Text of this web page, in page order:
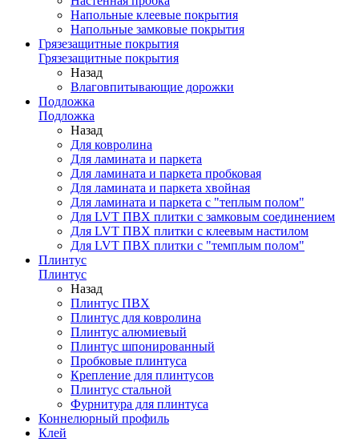
Напольные клеевые покрытия
Напольные замковые покрытия
Грязезащитные покрытия
Грязезащитные покрытия
Назад
Влаговпитывающие дорожки
Подложка
Подложка
Назад
Для ковролина
Для ламината и паркета
Для ламината и паркета пробковая
Для ламината и паркета хвойная
Для ламината и паркета с "теплым полом"
Для LVT ПВХ плитки с замковым соединением
Для LVT ПВХ плитки с клеевым настилом
Для LVT ПВХ плитки с "темплым полом"
Плинтус
Плинтус
Назад
Плинтус ПВХ
Плинтус для ковролина
Плинтус алюмиевый
Плинтус шпонированный
Пробковые плинтуса
Крепление для плинтусов
Плинтус стальной
Фурнитура для плинтуса
Коннелюрный профиль
Клей